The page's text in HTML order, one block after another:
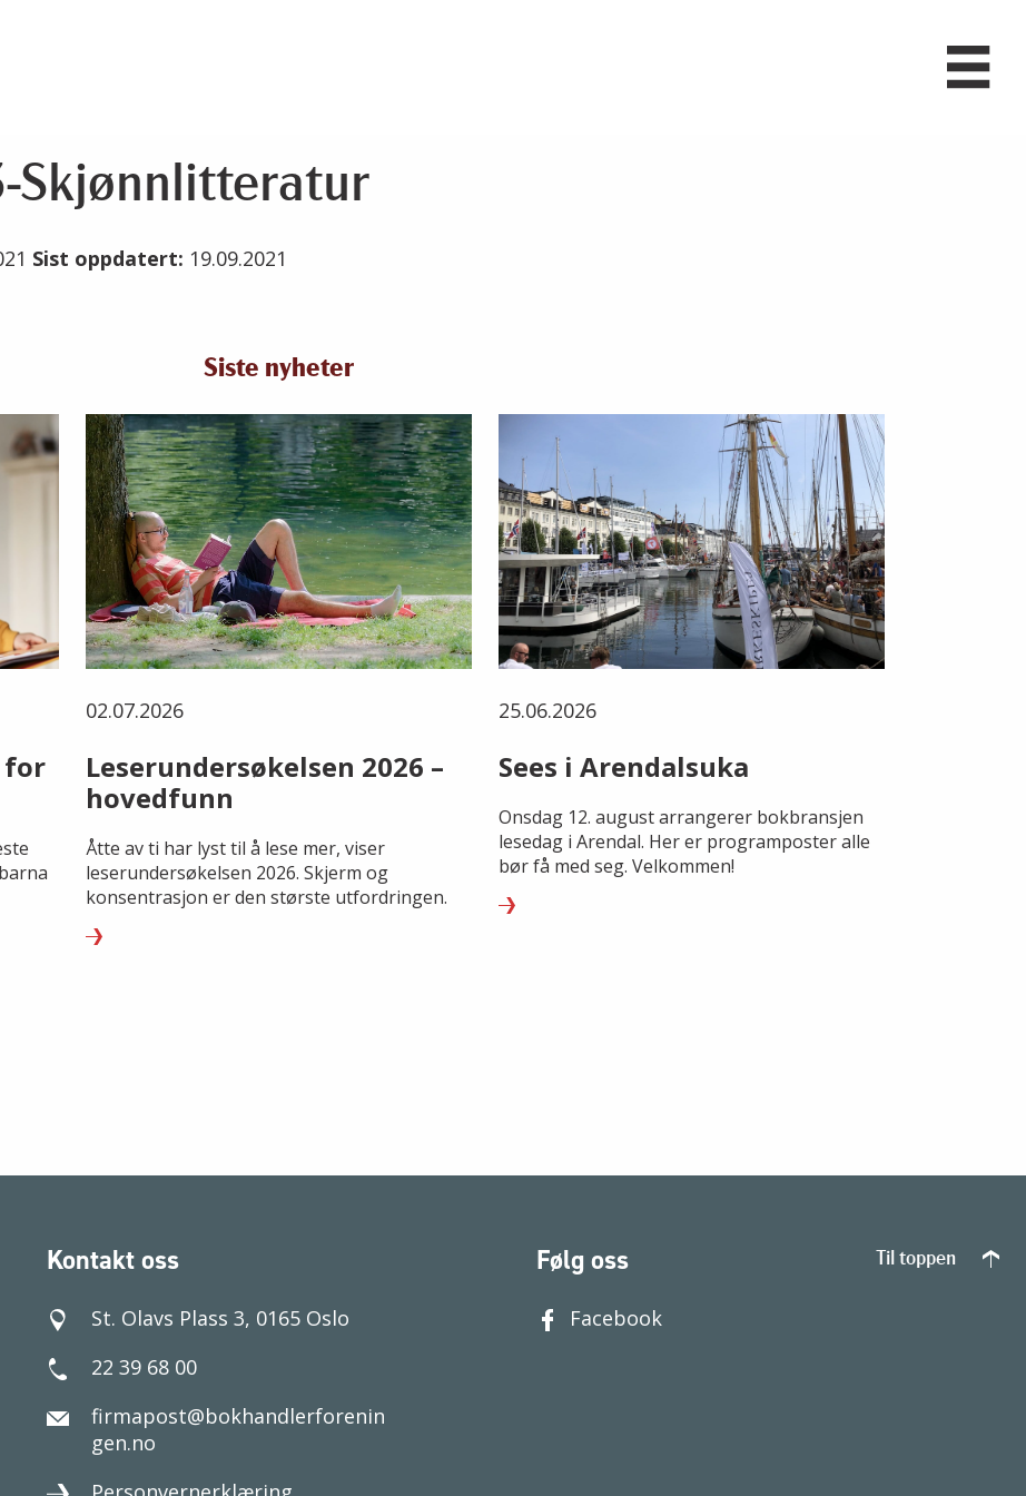
Skjønnlitteratur
Sist oppdatert: 19.09.2021
Siste nyheter
for
02.07.2026
Leserundersøkelsen 2026 –
hovedfunn
Åtte av ti har lyst til å lese mer, viser
leserundersøkelsen 2026. Skjerm og
konsentrasjon er den største utfordringen.
25.06.2026
Sees i Arendalsuka
Onsdag 12. august arrangerer bokbransjen
lesedag i Arendal. Her er programposter alle
bør få med seg. Velkommen!
Kontakt oss
St. Olavs Plass 3, 0165 Oslo
22 39 68 00
firmapost@bokhandlerforenin
gen.no
Følg oss
Facebook
Til toppen